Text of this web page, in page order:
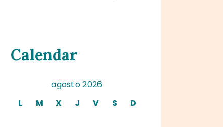
Calendar
agosto 2026
L
M X J V S
D